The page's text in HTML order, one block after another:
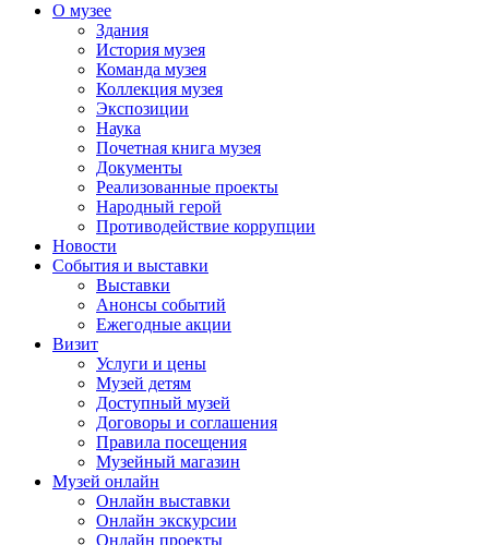
О музее
Здания
История музея
Команда музея
Коллекция музея
Экспозиции
Наука
Почетная книга музея
Документы
Реализованные проекты
Народный герой
Противодействие коррупции
Новости
События и выставки
Выставки
Анонсы событий
Ежегодные акции
Визит
Услуги и цены
Музей детям
Доступный музей
Договоры и соглашения
Правила посещения
Музейный магазин
Музей онлайн
Онлайн выставки
Онлайн экскурсии
Онлайн проекты